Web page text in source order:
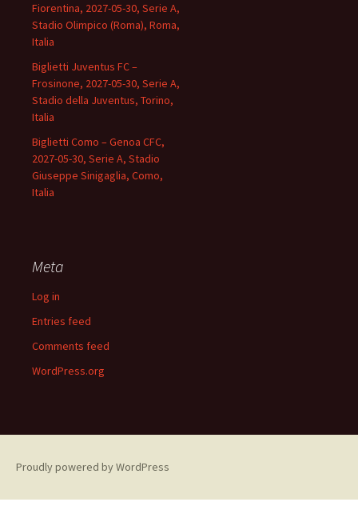
Fiorentina, 2027-05-30, Serie A,
Stadio Olimpico (Roma), Roma,
Italia
Biglietti Juventus FC –
Frosinone, 2027-05-30, Serie A,
Stadio della Juventus, Torino,
Italia
Biglietti Como – Genoa CFC,
2027-05-30, Serie A, Stadio
Giuseppe Sinigaglia, Como,
Italia
Meta
Log in
Entries feed
Comments feed
WordPress.org
Proudly powered by WordPress